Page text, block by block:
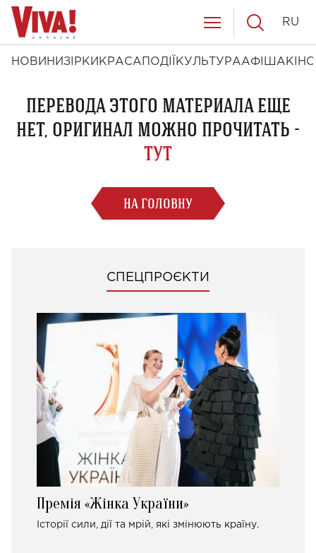
НОВИНИ ЗІРКИ КРАСА ПОДІЇ КУЛЬТУРААФІША КІНО
RU
ПЕРЕВОДА ЭТОГО МАТЕРИАЛА ЕЩЕ
НЕТ, ОРИГИНАЛ МОЖНО ПРОЧИТАТЬ -
ТУТ
НА ГОЛОВНУ
СПЕЦПРОЄКТИ
Премія «Жінка України»
Історії сили, дії та мрій, які змінюють країну.